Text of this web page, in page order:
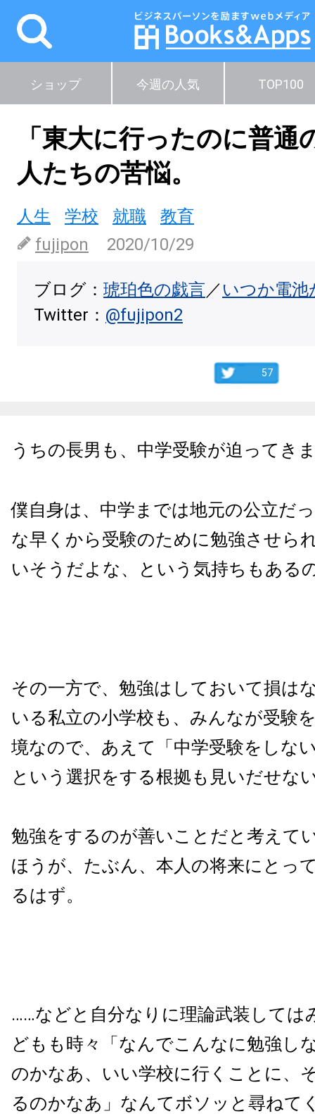
ショップ 今週の人気 TOP100
「東大に行ったのに普通
人たちの苦悩。
人生 学校 就職
教育
fujipon
2020/10/29
ブログ： 琥珀色の戯言／いつか電
Twitter： @fujipon2
57
うちの長男も、中学受験が迫ってき
僕自身は、中学までは地元の公立だ
な早くから受験のために勉強させら
いそうだよな、という気持ちもある
その一方で、勉強はしておいて損は
いる私立の小学校も、みんなが受験
境なので、あえて「中学受験をしな
という選択をする根拠も見いだせな
勉強をするのが善いことだと考えて
ほうが、たぶん、本人の将来にとっ
るはず。
……などと自分なりに理論武装しては
どもも時々「なんでこんなに勉強し
のかなあ、いい学校に行くことに、
るのかなあ」なんてボソッと尋ねて